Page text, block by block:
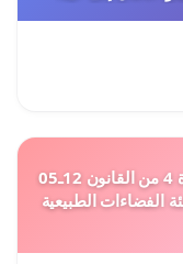
دعم ملف تفعيل النصوص التنظيمية للمادة 4 من القانون 12ـ05
الفضاءات الطبيعية